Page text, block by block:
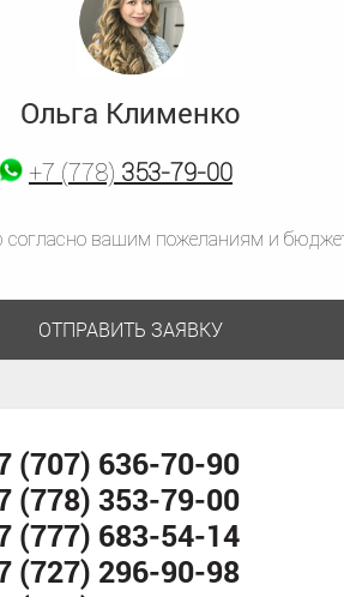
Ольга Клименко
+7 (778) 353-79-00
согласно вашим пожеланиям и
ОТПРАВИТЬ ЗАЯВКУ
+7 (707) 636-70-90
+7 (777) 683-54-14
(707) 636-70-90
(778) 353-79-00
(777) 683-54-14
(727) 296-90-98